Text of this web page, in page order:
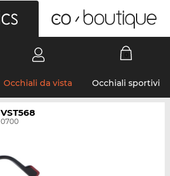
Occhiali da vista Occhiali sportivi
VST568
0700